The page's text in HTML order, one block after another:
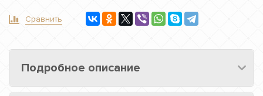
Сравнить
Подробное описание